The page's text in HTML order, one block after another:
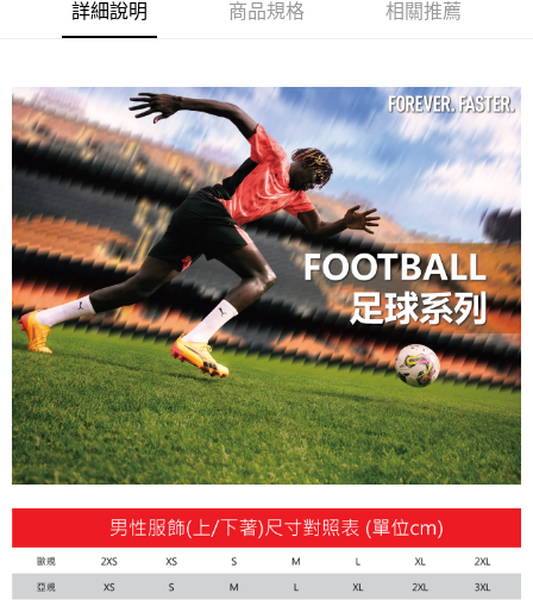
運送方式
每筆NT$100，滿NT$1,800(含以上)免運費
付款後7-11取貨
每筆NT$100，滿NT$1,800(含以上)免運費
宅配(離島恕不配送)
每筆NT$150，滿NT$1,800(含以上)免運費
宅配貨到付款(離島恕不配送)
每筆NT$180
詳細說明 商品規格 相關推薦